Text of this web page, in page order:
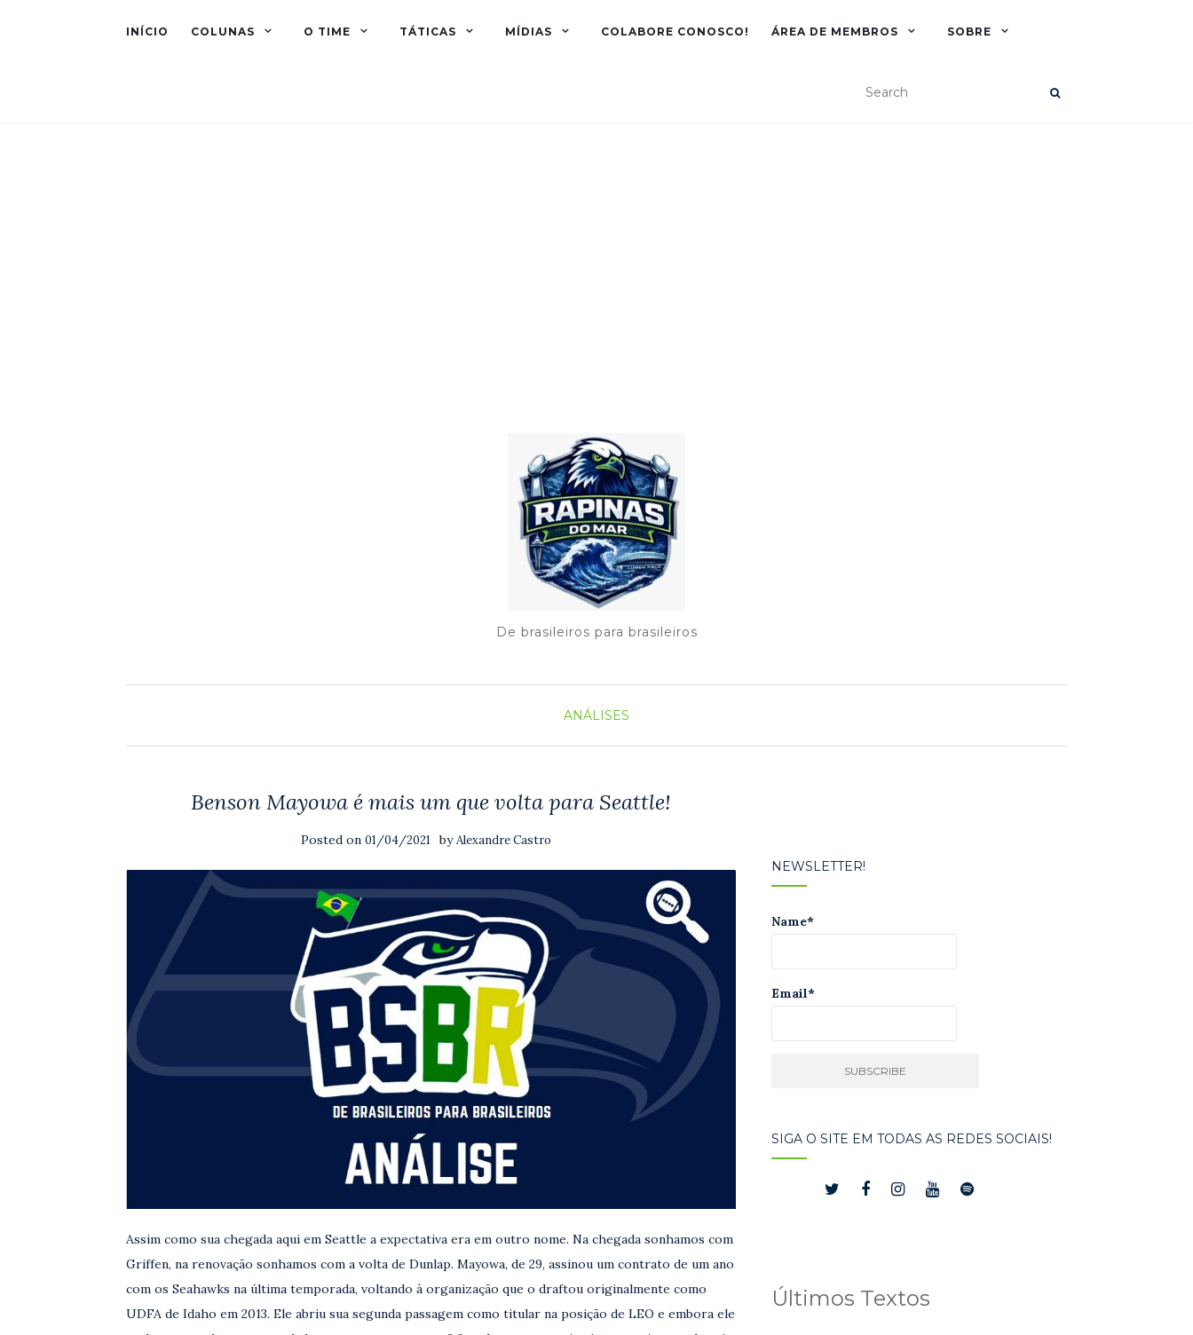
INÍCIO COLUNAS O TIME TÁTICAS MÍDIAS COLABORE CONOSCO! ÁREA DE MEMBROS SOBRE
De brasileiros para brasileiros
ANÁLISES
Benson Mayowa é mais um que volta para Seattle!
Posted on01/04/2021 byAlexandre Castro
Assim como sua chegada aqui em Seattle a expectativa era em outro nome. Na chegada sonhamos com
Griffen, na renovação sonhamos com a volta de Dunlap. Mayowa, de 29, assinou um contrato de um ano
com os Seahawks na última temporada, voltando à organização que o draftou originalmente como
UDFA de Idaho em 2013. Ele abriu sua segunda passagem como titular na posição de LEO e embora ele
NEWSLETTER!
Name*
Email*
SIGA O SITE EM TODAS AS REDES SOCIAIS!
Últimos Textos